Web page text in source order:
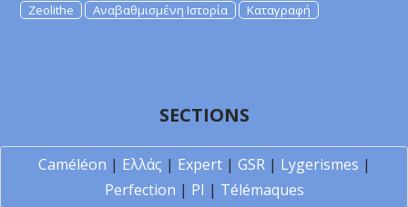
Zeolithe
Αναβαθμισμένη Ιστορία Καταγραφή
SECTIONS
Caméléon | Ελλάς | Expert| GSR| Lygerismes |
Perfection | PI | Télémaques